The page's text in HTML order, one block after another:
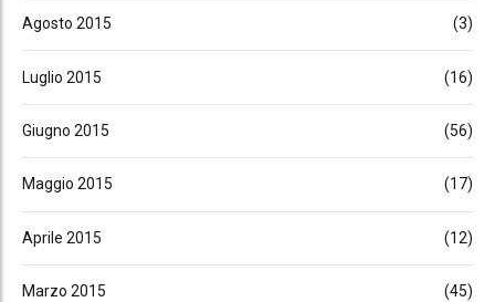
Agosto 2015 (3)
Luglio 2015 (16)
Giugno 2015 (56)
Maggio 2015 (17)
Aprile 2015 (12)
Marzo 2015 (45)